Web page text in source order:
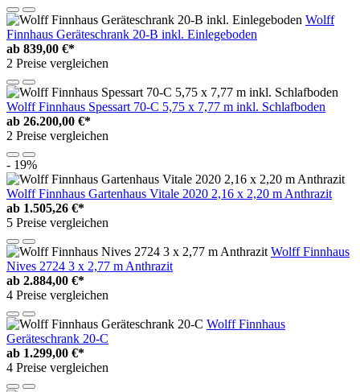
Wolff
Finnhaus Geräteschrank 20-B inkl. Einlegeboden
ab 839,00 €*
2 Preise vergleichen
Wolff Finnhaus Spessart 70-C 5,75 x 7,77 m inkl. Schlafboden
ab 26.200,00 €*
2 Preise vergleichen
- 19%
Wolff Finnhaus Gartenhaus Vitale 2020 2,16 x 2,20 m Anthrazit
ab 1.505,26 €*
5 Preise vergleichen
Wolff Finnhaus
Nives 2724 3 x 2,77 m Anthrazit
ab 2.884,00 €*
4 Preise vergleichen
Wolff Finnhaus
Geräteschrank 20-C
ab 1.299,00 €*
4 Preise vergleichen